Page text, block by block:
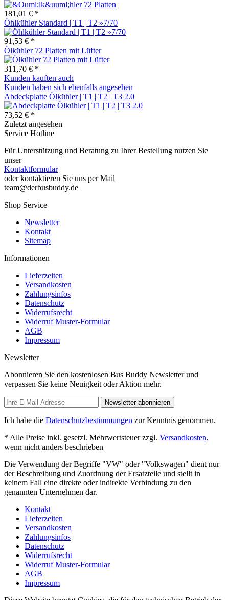
181,01 € *
Öhlkühler Standard | T1 | T2 »7/70
91,53 € *
Ölkühler 72 Platten mit Lüfter
311,70 € *
Kunden kauften auch
Kunden haben sich ebenfalls angesehen
Abdeckplatte Ölkühler | T1 | T2 | T3 2.0
73,52 € *
Zuletzt angesehen
Service Hotline
Für Unterstützung und Beratung zu Ihrer Bestellung nutzen Sie
unser
Kontaktformular
oder kontaktieren Sie uns per Mail
team@derbusbuddy.de
Shop Service
Newsletter
Kontakt
Sitemap
Informationen
Lieferzeiten
Versandkosten
Zahlungsinfos
Datenschutz
Widerrufsrecht
Widerruf Muster-Formular
AGB
Impressum
Newsletter
Abonnieren Sie den kostenlosen Bus Buddy Newsletter und
verpassen Sie keine Neuigkeit oder Aktion mehr.
Newsletter abonnieren
Ich habe die Datenschutzbestimmungen zur Kenntnis genommen.
* Alle Preise inkl. gesetzl. Mehrwertsteuer zzgl. Versandkosten,
wenn nicht anders beschrieben
Die Verwendung der Begriffe "VW" oder "Volkswagen" dient nur
der Beschreibung und Zuordnung der Ersatzteile und stellt in
keinem Fall eine direkte oder indirekte Verbindung zu den
genannten Unternehmen dar.
Kontakt
Lieferzeiten
Versandkosten
Zahlungsinfos
Datenschutz
Widerrufsrecht
Widerruf Muster-Formular
AGB
Impressum